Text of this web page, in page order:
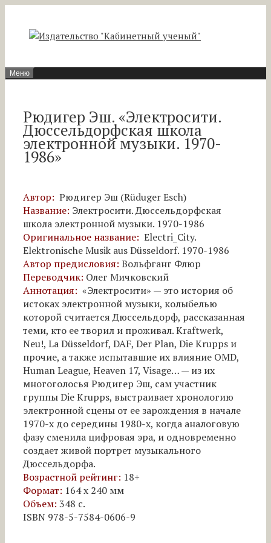
содержимому
Меню
Рюдигер Эш. «Электросити.
Дюссельдорфская школа
электронной музыки. 1970-
1986»
Автор: Рюдигер Эш (Rüduger Esch)
Название: Электросити. Дюссельдорфская
школа электронной музыки. 1970-1986
Оригинальное название: Electri_City.
Elektronische Musik aus Düsseldorf. 1970-1986
Автор предисловия: Вольфганг Флюр
Переводчик: Олег Мичковский
Аннотация: «Электросити» — это история об
истоках электронной музыки, колыбелью
которой считается Дюссельдорф, рассказанная
теми, кто ее творил и проживал. Kraftwerk,
Neu!, La Düsseldorf, DAF, Der Plan, Die Krupps и
прочие, а также испытавшие их влияние OMD,
Human League, Heaven 17, Visage… — из их
многоголосья Рюдигер Эш, сам участник
группы Die Krupps, выстраивает хронологию
электронной сцены от ее зарождения в начале
1970-х до середины 1980-х, когда аналоговую
фазу сменила цифровая эра, и одновременно
создает живой портрет музыкального
Дюссельдорфа.
Возрастной рейтинг: 18+
Формат: 164 х 240 мм
Объем: 348 с.
ISBN 978-5-7584-0606-9